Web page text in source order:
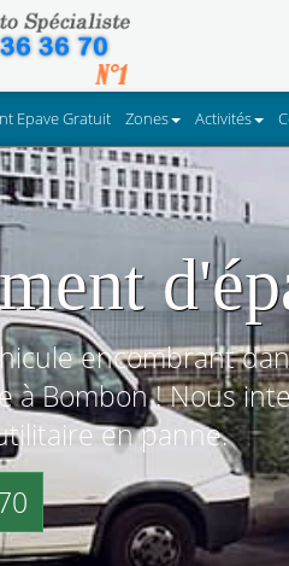
Epave Gratuit Zones Activités
encombrant
à Bombon ! Nous
en panne.